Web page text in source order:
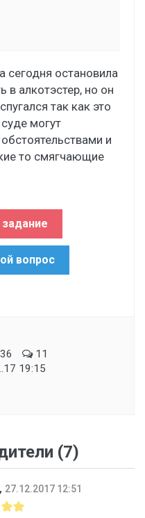
сегодня остановила
в алкотэстер, но он
так как это
могут
и
то смягчающие
вопрос
11
19:15
(7)
, 27.12.2017 12:51